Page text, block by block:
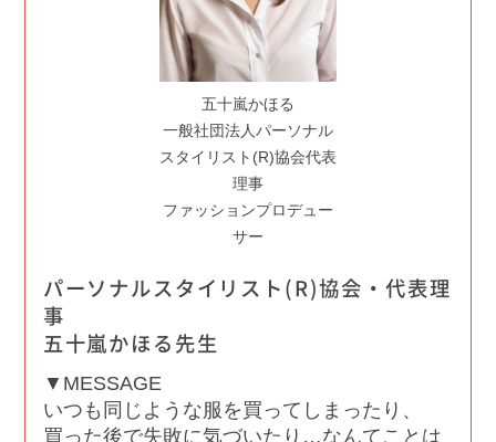
五十嵐かほる
一般社団法人パーソナル
スタイリスト(R)協会代表
理事
ファッションプロデュー
サー
パーソナルスタイリスト(R)協会・代表理
事
五十嵐かほる先生
▼MESSAGE
いつも同じような服を買ってしまったり、
買った後で失敗に気づいたり…なんてことは